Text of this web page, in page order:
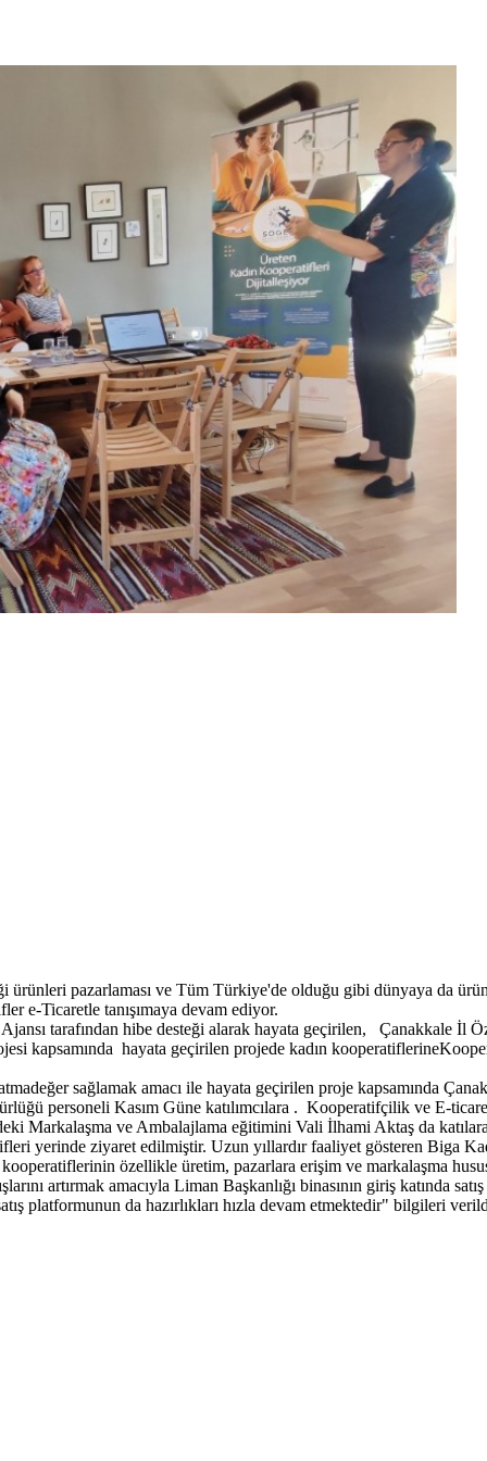
pazarlaması ve Tüm Türkiye'de olduğu gibi dünyaya da
e-Ticaretle tanışımaya devam ediyor.
tarafından hibe desteği alarak hayata geçirilen, Çanakkale İl
kapsamında hayata geçirilen projede kadın
sağlamak amacı ile hayata geçirilen proje kapsamında
personeli Kasım Güne katılımcılara . Kooperatifçilik ve E-
Markalaşma ve Ambalajlama eğitimini Vali İlhami Aktaş da
yerinde ziyaret edilmiştir. Uzun yıllardır faaliyet gösteren Biga
özellikle üretim, pazarlara erişim ve markalaşma
artırmak amacıyla Liman Başkanlığı binasının giriş katında
platformunun da hazırlıkları hızla devam etmektedir" bilgileri